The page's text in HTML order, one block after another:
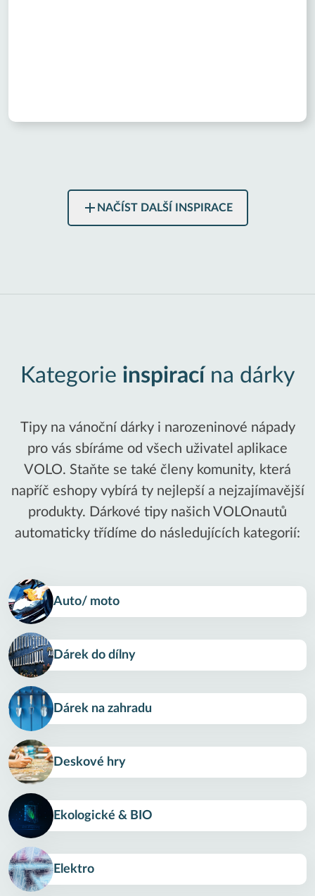
NAČÍST DALŠÍ INSPIRACE
Kategorie inspiracína dárky
Tipy na vánoční dárky i narozeninové nápady
pro vás sbíráme od všech uživatel aplikace
VOLO. Staňte se také členy komunity, která
napříč eshopy vybírá ty nejlepší a nejzajímavější
produkty. Dárkové tipy našich VOLOnautů
automaticky třídíme do následujících kategorií:
Auto/ moto
Dárek do dílny
Dárek na zahradu
Deskové hry
Ekologické & BIO
Elektro